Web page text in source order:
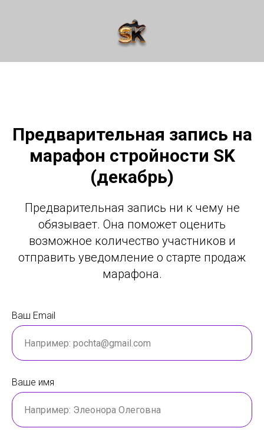
Предварительная запись на
марафон стройности SK
(декабрь)
Предварительная запись ни к чему не
обязывает. Она поможет оценить
возможное количество участников и
отправить уведомление о старте продаж
марафона.
Ваш Email
Ваше имя